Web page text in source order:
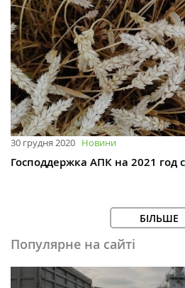
30 грудня 2020 Новини
Господдержка АПК на 2021 год
БІЛЬШЕ
Популярне на сайті